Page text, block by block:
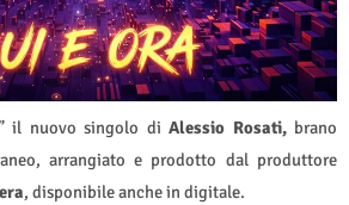
il nuovo singolo di Alessio Rosati, brano
arrangiato e prodotto dal produttore
, disponibile anche in digitale.